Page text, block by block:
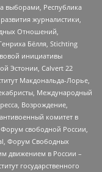
выборами, Республика
журналистики,
Отношений,
Бёлля, Stichting
инициативы
Эстонии, Calvert 22
Макдональда-Лорье,
Международный
Возрождение,
комитет в
свободной России,
Форум Свободных
движением в России –
государственного